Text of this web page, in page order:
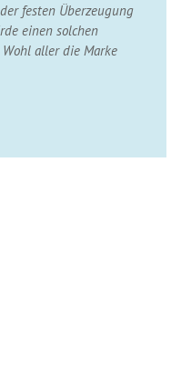
festen Überzeugung
einen solchen
aller die Marke